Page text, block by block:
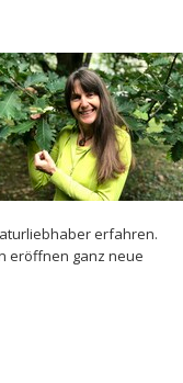
erfahren.
eröffnen ganz neue